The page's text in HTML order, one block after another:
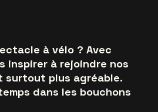
à vélo ? Avec
inspirer à rejoindre nos
surtout plus agréable.
dans les bouchons